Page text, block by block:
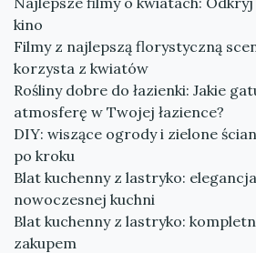
kino
Filmy z najlepszą florystyczną
korzysta z kwiatów
Rośliny dobre do łazienki: Jakie
atmosferę w Twojej łazience?
DIY: wiszące ogrody i zielone
po kroku
Blat kuchenny z lastryko:
nowoczesnej kuchni
Blat kuchenny z lastryko:
zakupem